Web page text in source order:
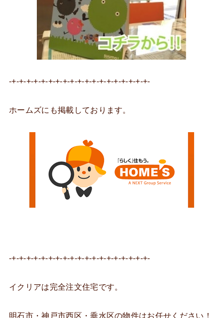
-+-+-+-+-+-+-+-+-+-+-+-+-+-+-+-+-+-+-+-
ホームズにも掲載しております。
-+-+-+-+-+-+-+-+-+-+-+-+-+-+-+-+-+-+-+-
イクリアは完全注文住宅です。
明石市・神戸市西区・垂水区の物件はお任せください！